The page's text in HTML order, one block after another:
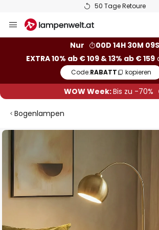
50 Tage Retoure
Inhalt
Nur
00D 14H 30M 08S
EXTRA 10% ab € 109 & 13% ab € 159
Code:RABATT kopieren
WOW Week:Bis zu -70%
Bogenlampen
Zum
der
Bildgalerie
springen